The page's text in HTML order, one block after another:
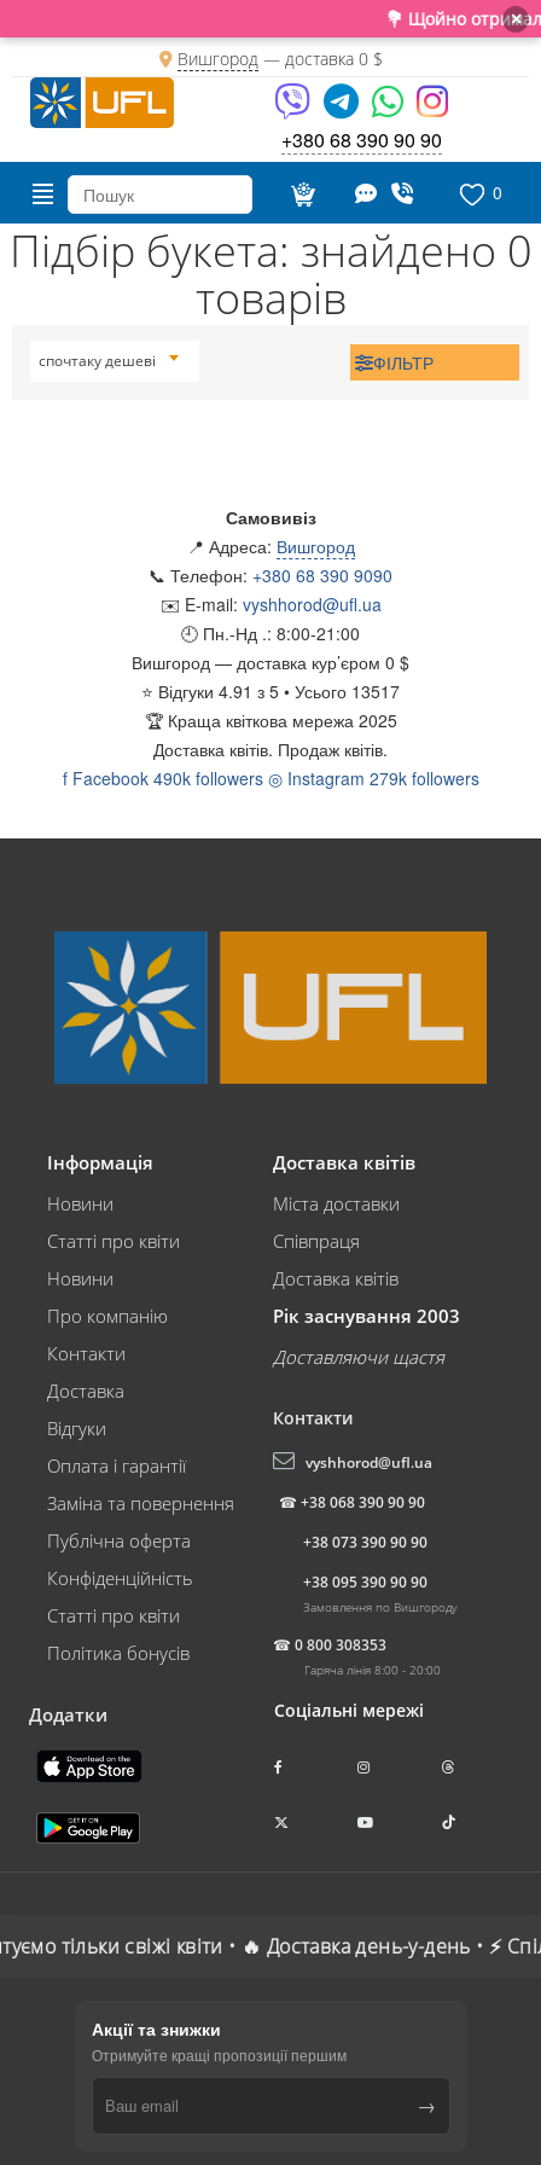
💐 Щойно ×
Вишгород— доставка 0 $
+380 68 390 90 90
0
Підбір букета: знайдено 0
товарів
спочтаку дешеві ФІЛЬТР
Самовивіз
📍 Адреса: Вишгород
📞 Телефон: +380 68 390 9090
✉️ E-mail: vyshhorod@ufl.ua
🕘 Пн.-Нд .: 8:00-21:00
Вишгород — доставка кур’єром 0 $
⭐ Відгуки 4.91 з 5 • Усього 13517
🏆 Краща квіткова мережа 2025
Доставка квітів. Продаж квітів.
f Facebook 490k followers ◎ Instagram 279k followers
Інформація
Новини
Статті про квіти
Новини
Про компанію
Контакти
Доставка
Відгуки
Оплата і гарантії
Заміна та повернення
Публічна оферта
Конфіденційність
Статті про квіти
Політика бонусів
Додатки
Доставка квітів
Міста доставки
Співпраця
Доставка квітів
Рік заснування 2003
Доставляючи щастя
Контакти
vyshhorod@ufl.ua
☎ +38 068 390 90 90
+38 073 390 90 90
+38 095 390 90 90
Замовлення по Вишгороду
☎ 0 800 308353
Гаряча лінія 8:00 - 20:00
Соціальні мережі
тільки свіжі квіти • 🔥 Доставка день-у-день • ⚡
Акції та знижки
Отримуйте кращі пропозиції першим
→